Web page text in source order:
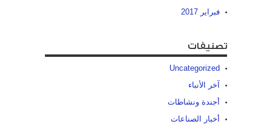
فبراير 2017
تصنيفات
Uncategorized
آخر الأنباء
أجندة ونشاطات
أخبار الصناعات